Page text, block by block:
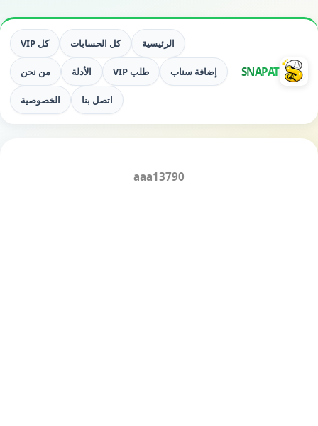
SNAPAT
الرئيسية كل الحسابات كل VIP
إضافة سناب طلب VIP الأدلة من نحن
اتصل بنا الخصوصية
aaa13790